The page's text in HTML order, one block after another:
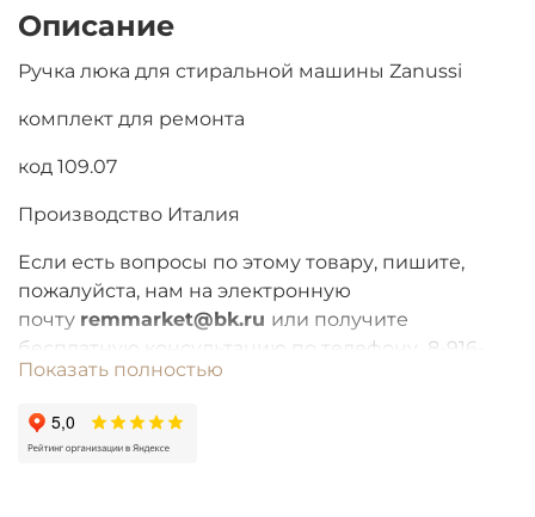
Описание
Ручка люка для стиральной машины Zanussi
комплект для ремонта
код 109.07
Производство Италия
Если есть вопросы по этому товару, пишите,
пожалуйста, нам на электронную
почту remmarket@bk.ru или получите
бесплатную консультацию по телефону
8-916-
614-08-30
Ручки и другой пластик для импортной техники
Показать полностью